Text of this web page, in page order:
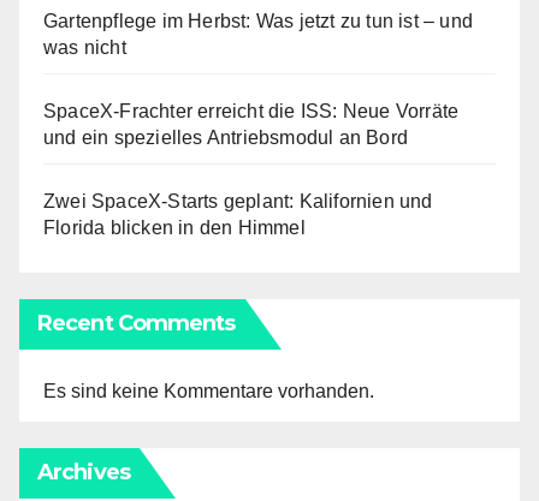
Gartenpflege im Herbst: Was jetzt zu tun ist – und
was nicht
SpaceX-Frachter erreicht die ISS: Neue Vorräte
und ein spezielles Antriebsmodul an Bord
Zwei SpaceX-Starts geplant: Kalifornien und
Florida blicken in den Himmel
Recent Comments
Es sind keine Kommentare vorhanden.
Archives